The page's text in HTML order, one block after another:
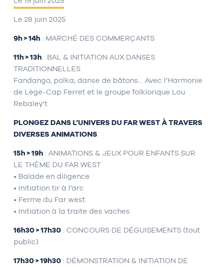
Le 28 juin 2025
9h > 14h : MARCHÉ DES COMMERÇANTS
11h > 13h : BAL & INITIATION AUX DANSES
TRADITIONNELLES
Fandango, polka, danse de bâtons… Avec l’Harmonie
de Lège-Cap Ferret et le groupe folklorique Lou
Rebaley’t
PLONGEZ DANS L’UNIVERS DU FAR WEST À TRAVERS
DIVERSES ANIMATIONS
15h > 19h : ANIMATIONS & JEUX POUR ENFANTS SUR
LE THÈME DU FAR WEST
• Balade en diligence
• Initiation tir à l’arc
• Ferme du Far west
• Initiation à la traite des vaches
16h30 > 17h30 : CONCOURS DE DÉGUISEMENTS (tout
public)
17h30 > 19h30 : DÉMONSTRATION & INITIATION DE